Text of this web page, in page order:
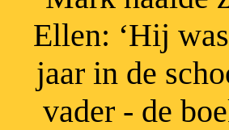
Ellen: ‘Hij
jaar in de
vader - de